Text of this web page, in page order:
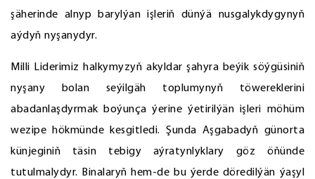
şäherinde alnyp barylýan işleriň dünýä nusgalykdygynyň
aýdyň nyşanydyr.
Milli Liderimiz halkymyzyň akyldar şahyra beýik söýgüsiniň
nyşany bolan seýilgäh toplumynyň töwereklerini
abadanlaşdyrmak boýunça ýerine ýetirilýän işleri möhüm
wezipe hökmünde kesgitledi. Şunda Aşgabadyň günorta
künjeginiň täsin tebigy aýratynlyklary göz öňünde
tutulmalydyr. Binalaryň hem-de bu ýerde döredilýän ýaşyl